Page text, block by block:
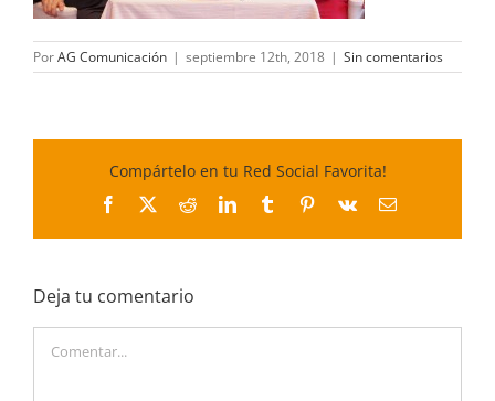
PorAG Comunicación | septiembre 12th, 2018 | Sin comentarios
Compártelo en tu Red Social Favorita!
Facebook
X RedditLinkedInTumblrPinterest
Vk
Correo
Deja tu comentario